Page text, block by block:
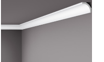
Legg til
i